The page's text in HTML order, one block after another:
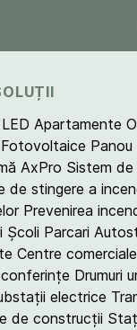
Apartamente
Fotovoltaice
AxPro Sistem de
de stingere a
Prevenirea
Școli Parcari
Centre comerciale
Drumuri
electrice
de construcții